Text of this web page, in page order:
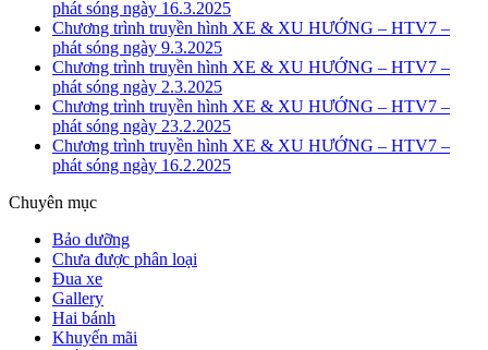
phát sóng ngày 16.3.2025
Chương trình truyền hình XE & XU HƯỚNG – HTV7 –
phát sóng ngày 9.3.2025
Chương trình truyền hình XE & XU HƯỚNG – HTV7 –
phát sóng ngày 2.3.2025
Chương trình truyền hình XE & XU HƯỚNG – HTV7 –
phát sóng ngày 23.2.2025
Chương trình truyền hình XE & XU HƯỚNG – HTV7 –
phát sóng ngày 16.2.2025
Chuyên mục
Bảo dưỡng
Chưa được phân loại
Đua xe
Gallery
Hai bánh
Khuyến mãi